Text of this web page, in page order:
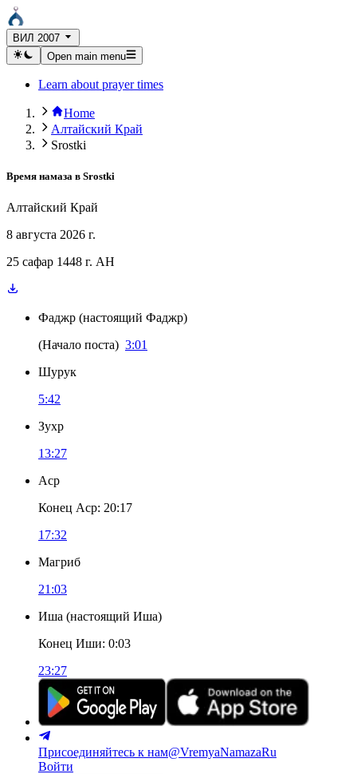
ВИЛ 2007
Open main menu
Learn about prayer times
Home
Алтайский Край
Srostki
Время намаза в Srostki
Алтайский Край
8 августа 2026 г.
25 сафар 1448 г. AH
Фаджр (настоящий Фаджр)
(Начало поста) 3:01
Шурук
5:42
Зухр
13:27
Аср
Конец Аср: 20:17
17:32
Магриб
21:03
Иша (настоящий Иша)
Конец Иши: 0:03
23:27
Присоединяйтесь к нам@VremyaNamazaRu
Войти